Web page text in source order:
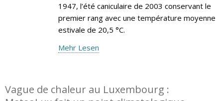
1947, l’été caniculaire de 2003 conservant le
premier rang avec une température moyenne
estivale de 20,5 °C.
Mehr Lesen
Vague de chaleur au Luxembourg :